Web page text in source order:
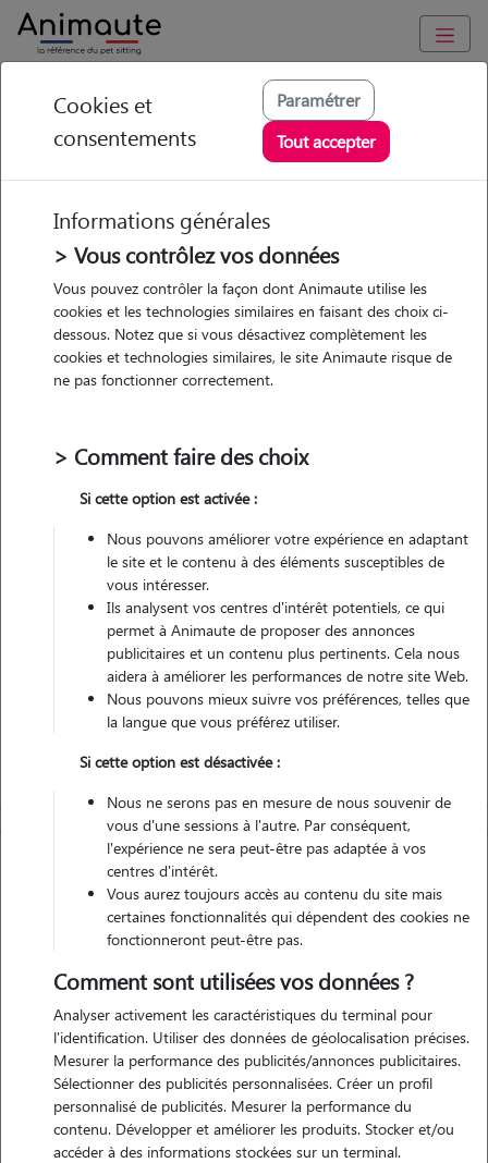
Animaute Occitanie Trévol
Joshua - Petsitter à
AUBIGNY
• 23 ans
Véhiculé
Contacter
L'envoi d'une demande est sans engagement
Motivation
j'adore les animaux et leur contact en cela je souhaiterai aider des
personnes qui auraient besoin. je fais des études pour devenir
éducateur et éleveur canin à coté. aucun chiens ne me fais peur et
chaque chiens est différent des autres et c'est cela que j'aime par
Cookies et
consentements
Paramétrer
Tout accepter
Informations générales
> Vous contrôlez vos données
Vous pouvez contrôler la façon dont Animaute utilise les
cookies et les technologies similaires en faisant des choix ci-
dessous. Notez que si vous désactivez complètement les
cookies et technologies similaires, le site Animaute risque de
ne pas fonctionner correctement.
> Comment faire des choix
Si cette option est activée :
Nous pouvons améliorer votre expérience en adaptant
le site et le contenu à des éléments susceptibles de
vous intéresser.
Ils analysent vos centres d'intérêt potentiels, ce qui
permet à Animaute de proposer des annonces
publicitaires et un contenu plus pertinents. Cela nous
aidera à améliorer les performances de notre site Web.
Nous pouvons mieux suivre vos préférences, telles que
la langue que vous préférez utiliser.
Si cette option est désactivée :
Nous ne serons pas en mesure de nous souvenir de
vous d'une sessions à l'autre. Par conséquent,
l'expérience ne sera peut-être pas adaptée à vos
centres d'intérêt.
Vous aurez toujours accès au contenu du site mais
certaines fonctionnalités qui dépendent des cookies ne
fonctionneront peut-être pas.
Comment sont utilisées vos données ?
Analyser activement les caractéristiques du terminal pour
l'identification. Utiliser des données de géolocalisation précises.
Mesurer la performance des publicités/annonces publicitaires.
Sélectionner des publicités personnalisées. Créer un profil
personnalisé de publicités. Mesurer la performance du
contenu. Développer et améliorer les produits. Stocker et/ou
accéder à des informations stockées sur un terminal.